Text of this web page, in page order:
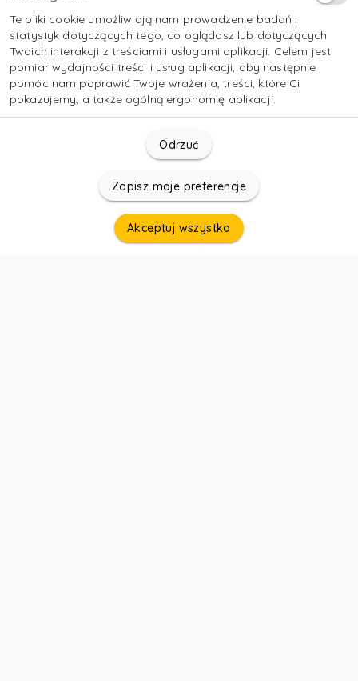
Te pliki cookie umożliwiają nam prowadzenie badań i
statystyk dotyczących tego, co oglądasz lub dotyczących
Twoich interakcji z treściami i usługami aplikacji. Celem jest
pomiar wydajności treści i usług aplikacji, aby następnie
pomóc nam poprawić Twoje wrażenia, treści, które Ci
pokazujemy, a także ogólną ergonomię aplikacji.
Odrzuć
Zapisz moje preferencje
Akceptuj wszystko